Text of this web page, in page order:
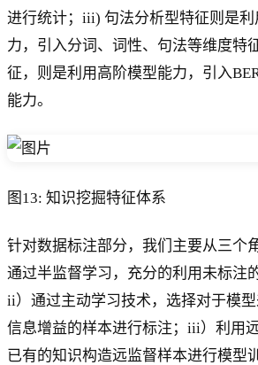
进行统计；iii) 句法分析型特征则是
力，引入分词、词性、句法等维度特
征，则是利用高阶模型能力，引入
能力。
图13: 知识挖掘特征体系
针对数据标注部分，我们主要从三个
通过半监督学习，充分的利用未标注
ii）通过主动学习技术，选择对于模
信息增益的样本进行标注；iii）利用
已有的知识构造远监督样本进行模型